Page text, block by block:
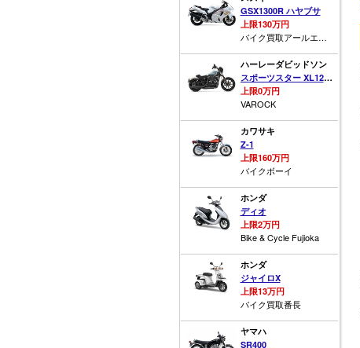
GSX1300R ハヤブサ
上限130万円
バイク買取アールエス福山
ハーレーダビッドソン
スポーツスター XL1200NS アイアン
上限0万円
VAROCK
カワサキ
Z-1
上限160万円
バイクボーイ
ホンダ
ディオ
上限2万円
Bike & Cycle Fujioka
ホンダ
ジャイロX
上限13万円
バイク買取番長
ヤマハ
SR400